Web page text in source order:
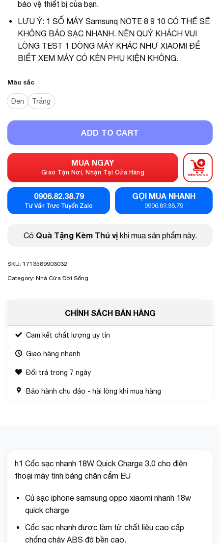
bảo vệ thiết bị của bạn.
LƯU Ý: 1 SỐ MÁY Samsunq NOTE 8 9 10 CÓ THỂ SẼ
KHÔNG BÁO SẠC NHANH. NÊN QUÝ KHÁCH VUI
LÒNG TEST 1 DÒNG MÁY KHÁC NHƯ XIAOMI ĐỂ
BIẾT XEM MÁY CÓ KÉN PHỤ KIỆN KHÔNG.
Màu sắc
Đen Trắng
ADD TO CART
MUA NGAY
Giao Tận Nơi, Nhận Tại Cửa Hàng THÊM VÀO GIỎ
0906.82.38.79
Tư Vấn Trực Tuyến Zalo
GỌI MUA NHANH
0906.82.38.79
Có Quà Tặng Kèm Thú vịkhi mua sản phẩm này.
SKU: 1713589903032
Category: Nhà Cửa Đời Sống
CHÍNH SÁCH BÁN HÀNG
Cam kết chất lượng uy tín
Giao hàng nhanh
Đổi trả trong 7 ngày
Bảo hành chu đáo - hài lòng khi mua hàng
h1 Cốc sạc nhanh 18W Quick Charge 3.0 cho điện
thoại máy tính bảng chân cắm EU
Củ sạc iphone samsung oppo xiaomi nhanh 18w
quick charge
Cốc sạc nhanh được làm từ chất liệu cao cấp
chống cháy ABS độ bền cao.